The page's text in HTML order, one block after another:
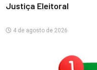
Justiça Eleitoral
4 de agosto de 2026